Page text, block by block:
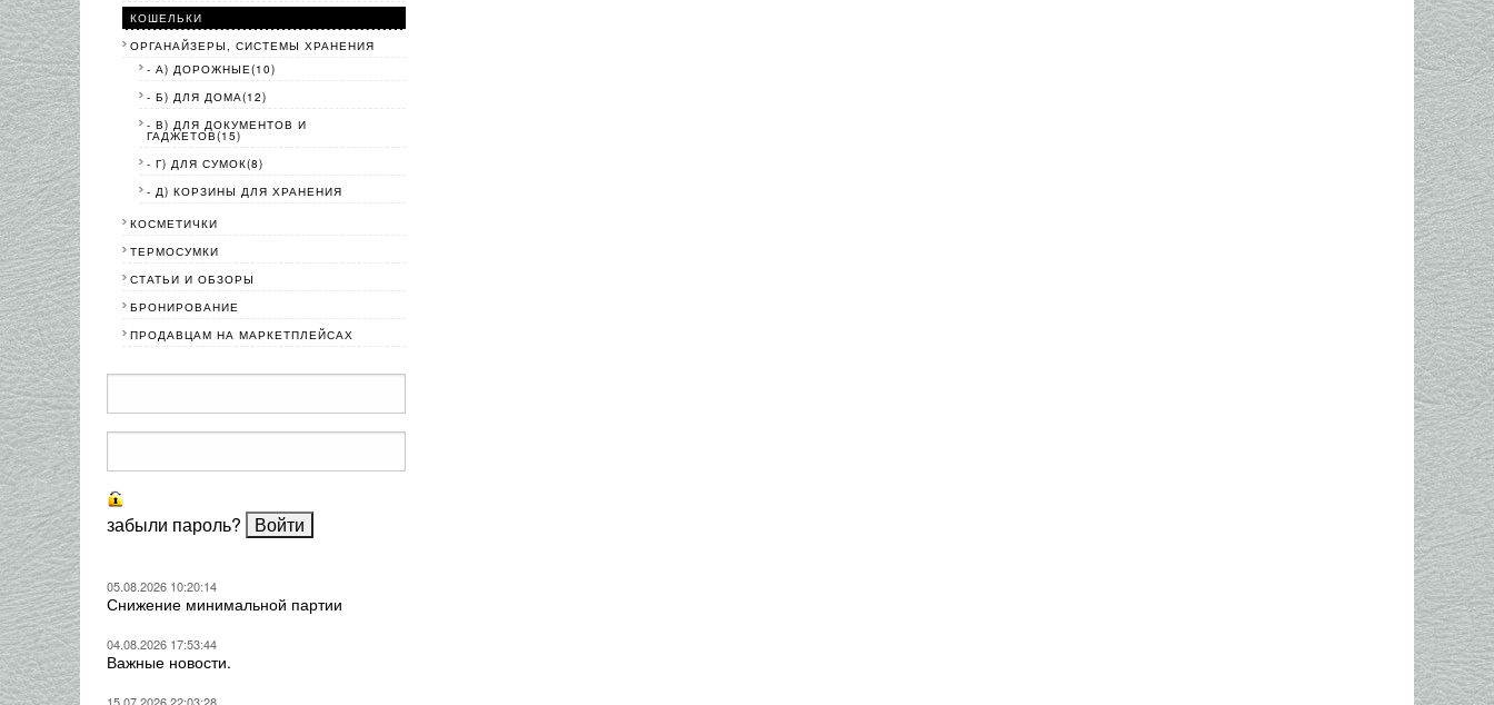
КОШЕЛЬКИ
ОРГАНАЙЗЕРЫ, СИСТЕМЫ ХРАНЕНИЯ
- А) ДОРОЖНЫЕ(10)
- Б) ДЛЯ ДОМА(12)
- В) ДЛЯ ДОКУМЕНТОВ И
ГАДЖЕТОВ(15)
- Г) ДЛЯ СУМОК(8)
- Д) КОРЗИНЫ ДЛЯ ХРАНЕНИЯ
КОСМЕТИЧКИ
ТЕРМОСУМКИ
СТАТЬИ И ОБЗОРЫ
БРОНИРОВАНИЕ
ПРОДАВЦАМ НА МАРКЕТПЛЕЙСАХ
забыли пароль?
05.08.2026 10:20:14
Снижение минимальной партии
04.08.2026 17:53:44
Важные новости.
15.07.2026 22:03:28